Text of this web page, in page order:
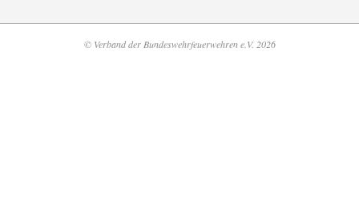
© Verband der Bundeswehrfeuerwehren e.V. 2026